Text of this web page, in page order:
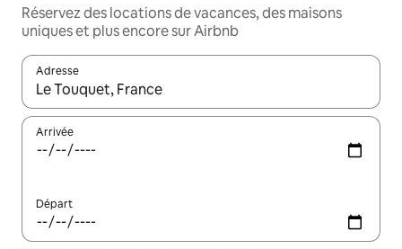
Réservez des locations de vacances, des maisons
uniques et plus encore sur Airbnb
Adresse
Lorsque les résultats s'affichent, utilisez les flèches vers le
Arrivée
Départ